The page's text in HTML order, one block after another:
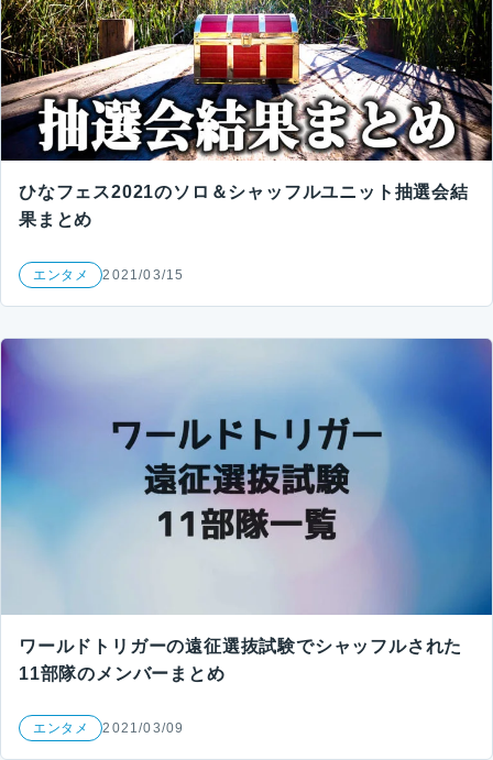
ひなフェス2021のソロ＆シャッフルユニット抽選会結
果まとめ
エンタメ 2021/03/15
ワールドトリガーの遠征選抜試験でシャッフルされた
11部隊のメンバーまとめ
エンタメ 2021/03/09